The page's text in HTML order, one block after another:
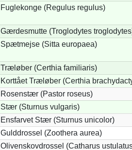
Fuglekonge (Regulus regulus)
Gærdesmutte (Troglodytes
Spætmejse (Sitta europaea)
Træløber (Certhia familiaris)
Korttået Træløber (Certhia
Rosenstær (Pastor roseus)
Stær (Sturnus vulgaris)
Ensfarvet Stær (Sturnus unicolor)
Gulddrossel (Zoothera aurea)
Olivenskovdrossel (Catharus